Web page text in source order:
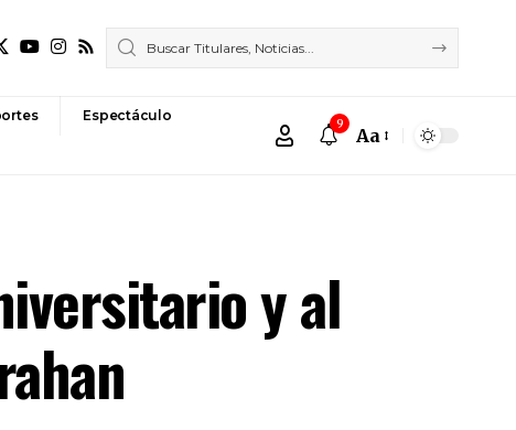
Espectáculo 9
Font
Aa
y al